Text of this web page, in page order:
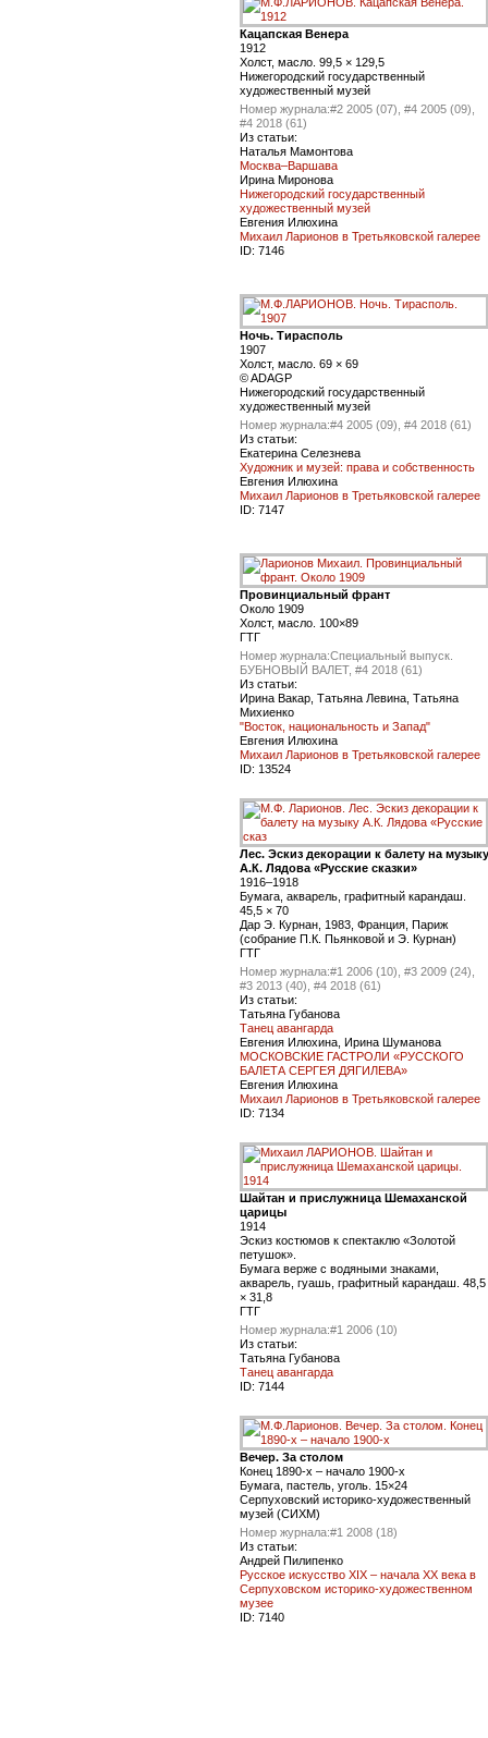
Кацапская Венера
1912
Холст, масло. 99,5 × 129,5
Нижегородский государственный
художественный музей
Номер журнала:#2 2005 (07), #4 2005 (09),
#4 2018 (61)
Из статьи:
Наталья Мамонтова
Москва–Варшава
Ирина Миронова
Нижегородский государственный
художественный музей
Евгения Илюхина
Михаил Ларионов в Третьяковской галерее
ID: 7146
Ночь. Тирасполь
1907
Холст, масло. 69 × 69
© ADAGP
Нижегородский государственный
художественный музей
Номер журнала:#4 2005 (09), #4 2018 (61)
Из статьи:
Екатерина Селезнева
Художник и музей: права и собственность
Евгения Илюхина
Михаил Ларионов в Третьяковской галерее
ID: 7147
Провинциальный франт
Около 1909
Холст, масло. 100×89
ГТГ
Номер журнала:Специальный выпуск.
БУБНОВЫЙ ВАЛЕТ, #4 2018 (61)
Из статьи:
Ирина Вакар, Татьяна Левина, Татьяна
Михиенко
"Восток, национальность и Запад"
Евгения Илюхина
Михаил Ларионов в Третьяковской галерее
ID: 13524
Лес. Эскиз декорации к балету на музыку
А.К. Лядова «Русские сказки»
1916–1918
Бумага, акварель, графитный карандаш.
45,5 × 70
Дар Э. Курнан, 1983, Франция, Париж
(собрание П.К. Пьянковой и Э. Курнан)
ГТГ
Номер журнала:#1 2006 (10), #3 2009 (24),
#3 2013 (40), #4 2018 (61)
Из статьи:
Татьяна Губанова
Танец авангарда
Евгения Илюхина, Ирина Шуманова
МОСКОВСКИЕ ГАСТРОЛИ «РУССКОГО
БАЛЕТА СЕРГЕЯ ДЯГИЛЕВА»
Евгения Илюхина
Михаил Ларионов в Третьяковской галерее
ID: 7134
Шайтан и прислужница Шемаханской
царицы
1914
Эскиз костюмов к спектаклю «Золотой
петушок».
Бумага верже с водяными знаками,
акварель, гуашь, графитный карандаш. 48,5
× 31,8
ГТГ
Номер журнала:#1 2006 (10)
Из статьи:
Татьяна Губанова
Танец авангарда
ID: 7144
Вечер. За столом
Конец 1890-х – начало 1900-х
Бумага, пастель, уголь. 15×24
Серпуховский историко-художественный
музей (СИХМ)
Номер журнала:#1 2008 (18)
Из статьи:
Андрей Пилипенко
Русское искусство XIX – начала ХХ века в
Серпуховском историко-художественном
музее
ID: 7140